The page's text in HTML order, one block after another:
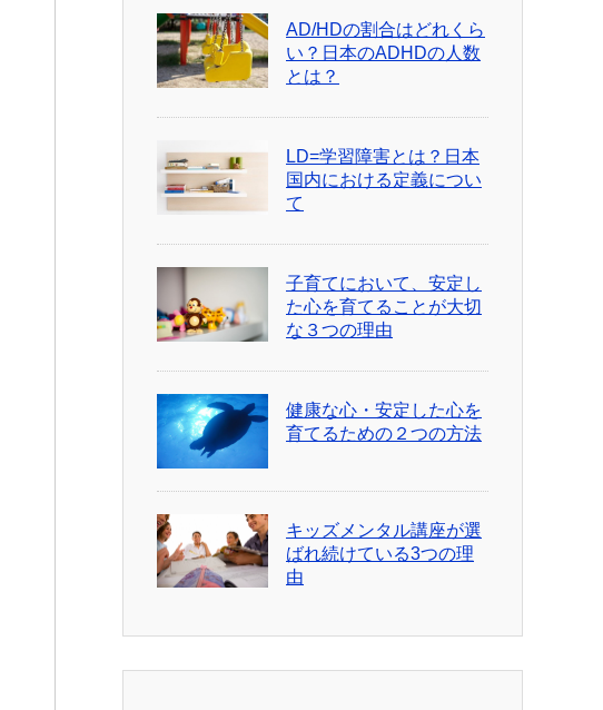
AD/HDの割合はどれくら
い？日本のADHDの人数
とは？
LD=学習障害とは？日本
国内における定義につい
て
子育てにおいて、安定し
た心を育てることが大切
な３つの理由
健康な心・安定した心を
育てるための２つの方法
キッズメンタル講座が選
ばれ続けている3つの理
由